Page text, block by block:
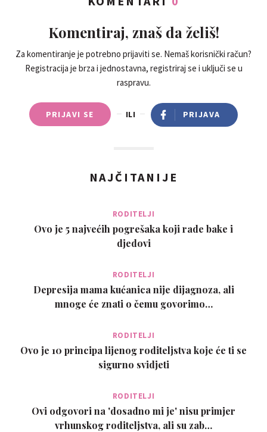
Komentiraj, znaš da želiš!
Za komentiranje je potrebno prijaviti se. Nemaš korisnički račun?
Registracija je brza i jednostavna, registriraj se i uključi se u
raspravu.
PRIJAVI SE ILI PRIJAVA
NAJČITANIJE
RODITELJI
Ovo je 5 najvećih pogrešaka koji rade bake i
djedovi
RODITELJI
Depresija mama kućanica nije dijagnoza, ali
mnoge će znati o čemu govorimo…
RODITELJI
Ovo je 10 principa lijenog roditeljstva koje će ti se
sigurno svidjeti
RODITELJI
Ovi odgovori na 'dosadno mi je' nisu primjer
vrhunskog roditeljstva, ali su zab…